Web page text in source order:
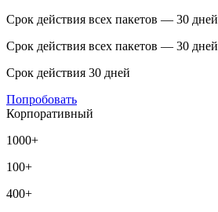
Срок действия всех пакетов — 30 дней
Срок действия всех пакетов — 30 дней
Срок действия 30 дней
Попробовать
Корпоративный
1000+
100+
400+